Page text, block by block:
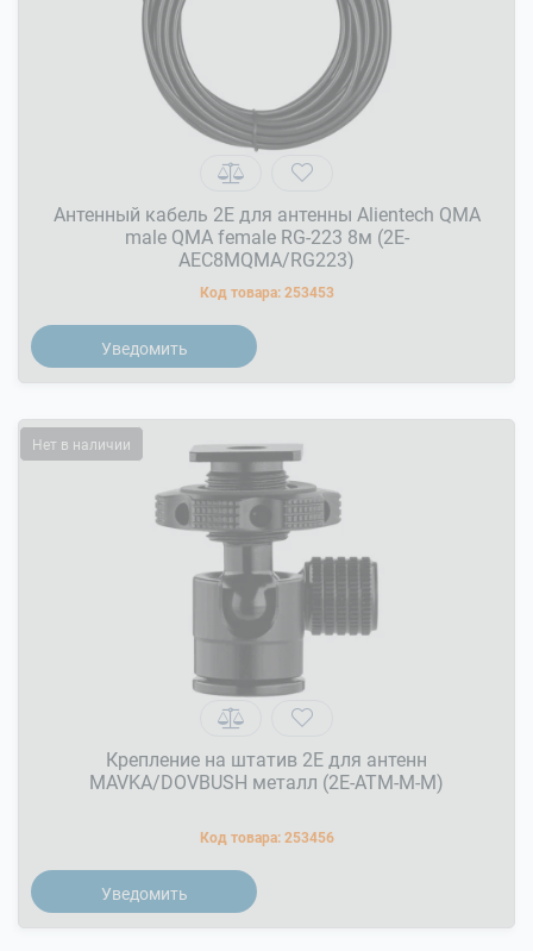
Антенный кабель 2E для антенны Alientech QMA
male QMA female RG-223 8м (2E-
AEC8MQMA/RG223)
Код товара: 253453
Уведомить
Нет в наличии
Крепление на штатив 2Е для антенн
MAVKA/DOVBUSH металл (2E-ATM-M-M)
Код товара: 253456
Уведомить